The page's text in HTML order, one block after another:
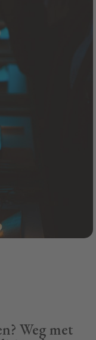
Weg met